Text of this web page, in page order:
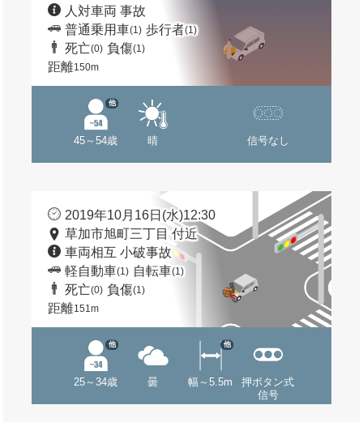
人対車両 事故
普通乗用車(1) 歩行者(1)
死亡(0) 負傷(1)
距離150m
45～54歳
他
晴 信号なし
2019年10月16日(水)12:30
草加市旭町三丁目 付近
車両相互 小破事故
軽自動車(1) 自転車(1)
死亡(0) 負傷(1)
距離151m
25～34歳
他
曇 幅～5.5m
他
押ボタン式
信号